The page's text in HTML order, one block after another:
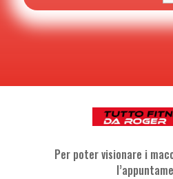
Per poter visionare i